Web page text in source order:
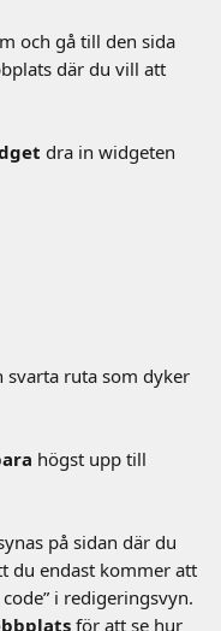
och gå till den sida
där du vill att
dra in widgeten
svarta ruta som dyker
högst upp till
på sidan där du
du endast kommer att
i redigeringsvyn.
för att se hur